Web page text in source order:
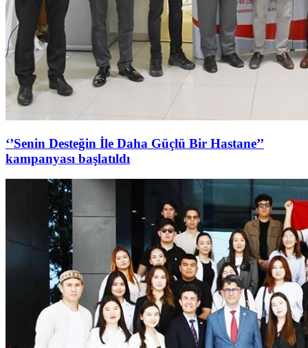
‘’Senin Desteğin İle Daha Güçlü Bir Hastane’’
kampanyası başlatıldı